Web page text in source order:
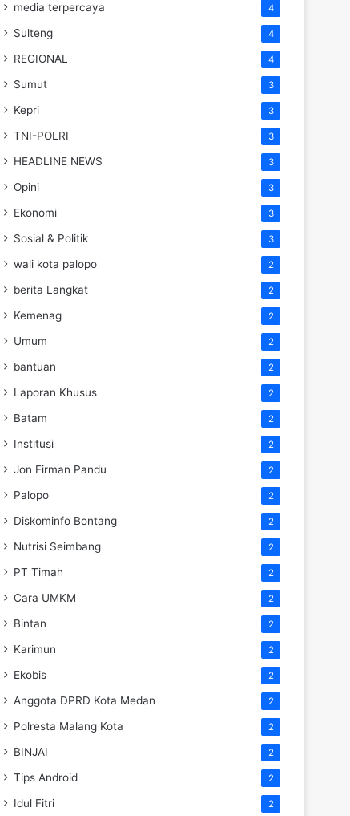
media terpercaya 4
Sulteng 4
REGIONAL 4
Sumut 3
Kepri 3
TNI-POLRI 3
HEADLINE NEWS 3
Opini 3
Ekonomi 3
Sosial & Politik 3
wali kota palopo 2
berita Langkat 2
Kemenag 2
Umum 2
bantuan 2
Laporan Khusus 2
Batam 2
Institusi 2
Jon Firman Pandu 2
Palopo 2
Diskominfo Bontang 2
Nutrisi Seimbang 2
PT Timah 2
Cara UMKM 2
Bintan 2
Karimun 2
Ekobis 2
Anggota DPRD Kota Medan 2
Polresta Malang Kota 2
BINJAI 2
Tips Android 2
Idul Fitri 2